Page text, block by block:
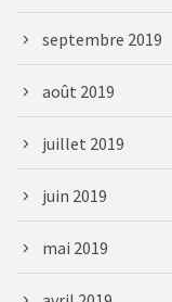
septembre 2019
août 2019
juillet 2019
juin 2019
mai 2019